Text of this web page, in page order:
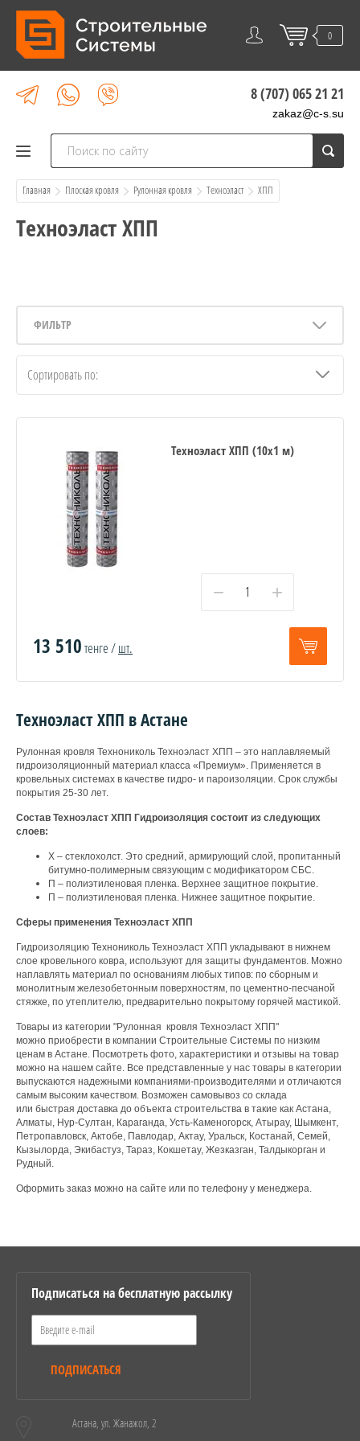
0
8 (707) 065 21 21
zakaz@c-s.su
Главная Плоская кровля Рулонная кровля Техноэласт
  ХПП
Техноэласт ХПП
ФИЛЬТР
Сортировать по:
Техноэласт ХПП (10x1 м)
− +
13 510тенге /шт.
Техноэласт ХПП в Астане
Рулонная кровля Технониколь Техноэласт ХПП – это наплавляемый
гидроизоляционный материал класса «Премиум». Применяется в
кровельных системах в качестве гидро- и пароизоляции. Срок службы
покрытия 25-30 лет.
Состав Техноэласт ХПП Гидроизоляция состоит из следующих
слоев:
Х – стеклохолст. Это средний, армирующий слой, пропитанный
битумно-полимерным связующим с модификатором СБС.
П – полиэтиленовая пленка. Верхнее защитное покрытие.
П – полиэтиленовая пленка. Нижнее защитное покрытие.
Сферы применения Техноэласт ХПП
Гидроизоляцию Технониколь Техноэласт ХПП укладывают в нижнем
слое кровельного ковра, используют для защиты фундаментов. Можно
наплавлять материал по основаниям любых типов: по сборным и
монолитным железобетонным поверхностям, по цементно-песчаной
стяжке, по утеплителю, предварительно покрытому горячей мастикой.
Товары из категории "Рулонная кровля Техноэласт ХПП"
можно приобрести в компании Строительные Системы по низким
ценам в Астане. Посмотреть фото, характеристики и отзывы на товар
можно на нашем сайте. Все представленные у нас товары в категории
выпускаются надежными компаниями-производителями и отличаются
самым высоким качеством. Возможен самовывоз со склада
или быстрая доставка до объекта строительства в такие как Астана,
Алматы, Нур-Султан, Караганда, Усть-Каменогорск, Атырау, Шымкент,
Петропавловск, Актобе, Павлодар, Актау, Уральск, Костанай, Семей,
Кызылорда, Экибастуз, Тараз, Кокшетау, Жезказган, Талдыкорган и
Рудный.
Оформить заказ можно на сайте или по телефону у менеджера.
Подписаться на бесплатную рассылку
ПОДПИСАТЬСЯ
Астана, ул. Жанажол, 2